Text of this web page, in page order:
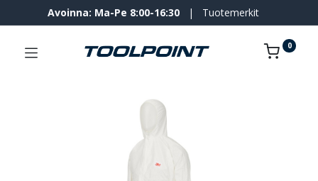
Avoinna: Ma-Pe 8:00-16:30 | Tuotemerkit
0